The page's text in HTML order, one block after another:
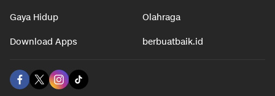
Gaya Hidup Olahraga
Download Apps berbuatbaik.id